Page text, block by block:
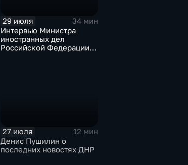
29 июля
34 мин
Интервью Министра
иностранных дел
Российской Федерации,
27 июля
12 мин
Денис Пушилин о
последних новостях ДНР